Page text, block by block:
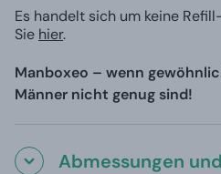
Es handelt sich um keine
Sie hier.
Manboxeo – wenn
Männer nicht genug sind!
Abmessungen